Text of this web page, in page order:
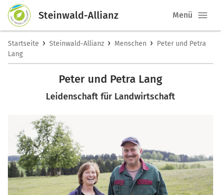
Steinwald-Allianz Menü
Startseite › Steinwald-Allianz › Menschen › Peter und Petra
Lang
Peter und Petra Lang
Leidenschaft für Landwirtschaft